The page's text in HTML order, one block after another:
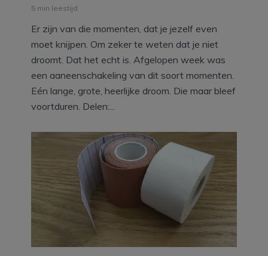
5 min leestijd
Er zijn van die momenten, dat je jezelf even
moet knijpen. Om zeker te weten dat je niet
droomt. Dat het echt is. Afgelopen week was
een aaneenschakeling van dit soort momenten.
Eén lange, grote, heerlijke droom. Die maar bleef
voortduren. Delen:...